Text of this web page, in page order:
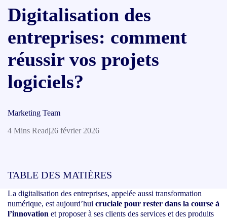
Digitalisation des
entreprises: comment
réussir vos projets
logiciels?
Marketing Team
4 Mins Read|26 février 2026
TABLE DES MATIÈRES
La digitalisation des entreprises, appelée aussi transformation
numérique, est aujourd’hui cruciale pour rester dans la course à
l’innovation et proposer à ses clients des services et des produits